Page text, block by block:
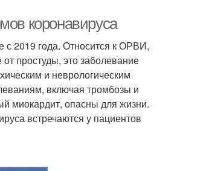
коронавируса
с 2019 года. Относится к ОРВИ,
простуды, это заболевание
и неврологическим
включая тромбозы и
миокардит, опасны для жизни.
встречаются у пациентов